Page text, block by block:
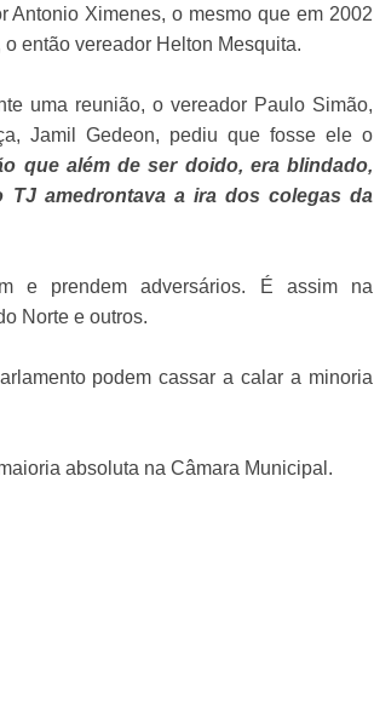
Ximenes, o mesmo que em 2002
então vereador Helton Mesquita.
uma reunião, o vereador Paulo Simão,
Jamil Gedeon, pediu que fosse ele o
que além de ser doido, era blindado,
amedrontava a ira dos colegas da
e prendem adversários. É assim na
Norte e outros.
podem cassar a calar a minoria
absoluta na Câmara Municipal.